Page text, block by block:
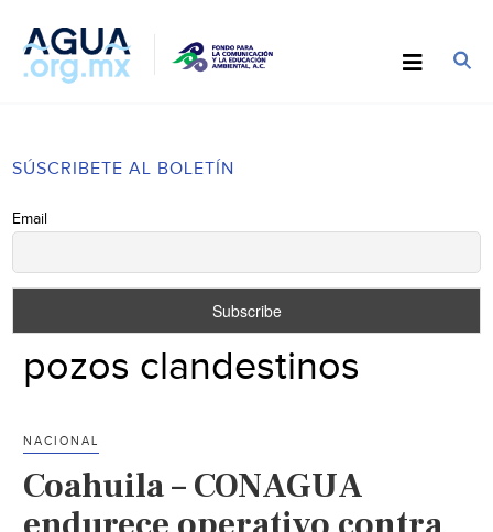
SÚSCRIBETE AL BOLETÍN
Email
pozos clandestinos
NACIONAL
Coahuila – CONAGUA